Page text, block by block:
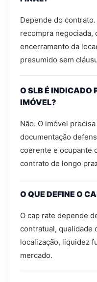
Depende do
recompra negociada,
encerramento da
presumido sem
O SLB É INDICADO
IMÓVEL?
Não. O imóvel
documentação
coerente e ocupante
contrato de longo
O QUE DEFINE O
O cap rate depende
contratual, qualidade
localização, liquidez
mercado.